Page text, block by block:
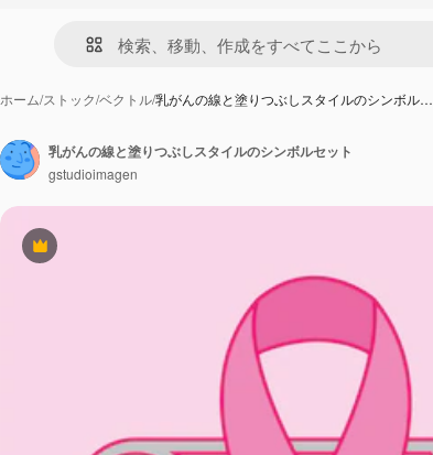
ホーム/ストック/ベクトル/乳がんの線と塗りつぶしスタイルのシンボル…
Premium
乳がんの線と塗りつぶしスタイルのシンボルセット
gstudioimagen